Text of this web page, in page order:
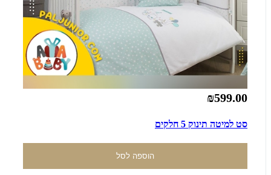
₪599.00
סט למיטה תינוק 5 חלקים
הוספה לסל